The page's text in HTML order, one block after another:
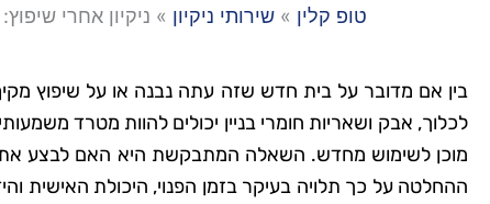
טופ קלין » שירותי ניקיון » ניקיון אחרי
בין אם מדובר על בית חדש שזה עתה נבנה או על שיפוץ
לכלוך, אבק ושאריות חומרי בניין יכולים להוות מטרד
מוכן לשימוש מחדש. השאלה המתבקשת היא האם לבצע את
ההחלטה על כך תלויה בעיקר בזמן הפנוי, היכולת האישית